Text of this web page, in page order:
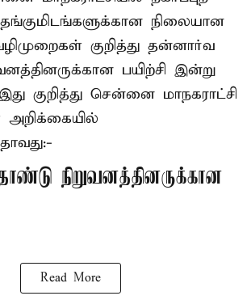
நிலையான
குறித்து தன்னார்வ
பயிற்சி இன்று
குறித்து சென்னை மாநகராட்சி
அறிக்கையில்
நிறுவனத்தினருக்கான
Read More